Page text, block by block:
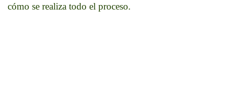
cómo se realiza todo el proceso.